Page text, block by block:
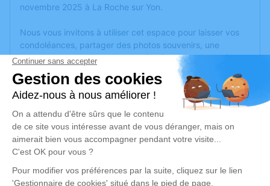
novembre 2025 à La Roche sur Yon.
Nous vous invitons à utiliser cet espace pour laisser vos
condoléances, partager des photos souvenirs, une
anecdote ou exprimer vos pensées à travers des poèmes
ou des textes. Cet endroit est un lieu d'expression dédié à
honorer la mémoire de Michel PENISSON.
Un service de plantation d’arbre hommage estdisponible